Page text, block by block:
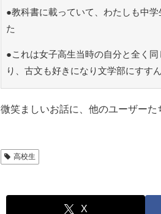
●教科書に載っていて、わたしも中
た
●これは女子高生当時の自分と全く
り、古文も好きになり文学部にすす
微笑ましいお話に、他のユーザーた
高校生
X